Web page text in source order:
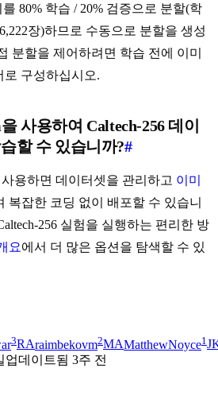
80% 학습 / 20% 검증으로 분할(학
장)하므로 수동으로 분할을 생성
분할을 제어하려면 학습 전에 이미
로 구성하십시오.
사용하여 Caltech-256 데이
할 수 있습니까?#
사용하면 데이터셋을 관리하고 이미
복잡한 코딩 없이 배포할 수 있습니
256 실험을 실행하는 편리한 방
요에서 더 많은 옵션을 탐색할 수 있
3RAraimbekovm2MAMatthewNoyce1
업데이트됨 3주 전